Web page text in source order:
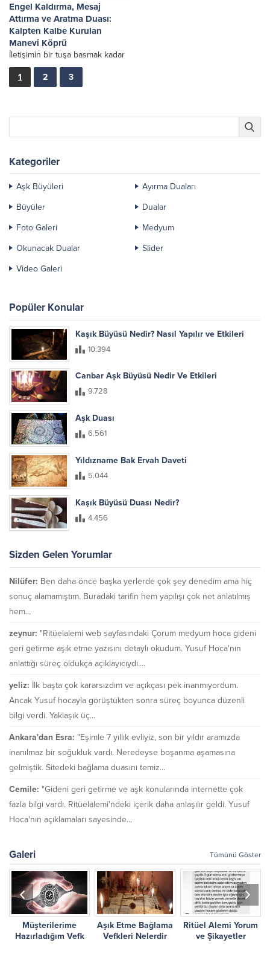
Engel Kaldırma, Mesaj
Attırma ve Aratma Duası:
Kalpten Kalbe Kurulan
Manevi Köprü
İletişimin bir tuşa basmak kadar
kolay olduğu bu çağda, aynı
hızla engellenmek, sevdiğiniz
1 2 3
Kategoriler
Aşk Büyüleri
Ayırma Duaları
Büyüler
Dualar
Foto Galeri
Medyum
Okunacak Dualar
Slider
Video Galeri
Popüler Konular
Kaşık Büyüsü Nedir? Nasıl Yapılır ve Etkileri
10.394
Canbar Aşk Büyüsü Nedir Ve Etkileri
9.728
Aşk Duası
6.561
Yıldızname Bak Ervah Daveti
5.044
Kaşık Büyüsü Duası Nedir?
4.456
Sizden Gelen Yorumlar
Nilüfer: Ben daha önce başka yerlerde çok şey denedim ama hiç
sonuç alamamıştım. Buradaki tarifin hem yapılışı çok net anlatılmış
hem...
zeynur: "Ritüelalemi web sayfasındaki Çorum medyum hoca gideni
geri getirme aşık etme yazısını detaylı okudum. Yusuf Hoca'nın
anlattığı süreç oldukça açıklayıcıydı....
yeliz: İlk başta çok kararsızdım ve açıkçası pek inanmıyordum.
Ancak Yusuf hocayla görüştükten sonra süreç boyunca düzenli
bilgi verdi. Yaklaşık üç...
Ankara'dan Esra: "Eşimle 7 yıllık evliyiz, son bir yıldır aramızda
inanılmaz bir soğukluk vardı. Neredeyse boşanma aşamasına
gelmiştik. Sitedeki bağlama duasını temiz...
Cemile: "Gideni geri getirme ve aşk konularında internette çok
fazla bilgi vardı. Ritüelalemi'ndeki içerik daha anlaşılır geldi. Yusuf
Hoca'nın açıklamaları sayesinde...
Galeri Tümünü Göster
Müşterilerime
Hazırladığım Vefk
Aşık Etme Bağlama
Vefkleri Nelerdir
Ritüel Alemi Yorum
ve Şikayetler